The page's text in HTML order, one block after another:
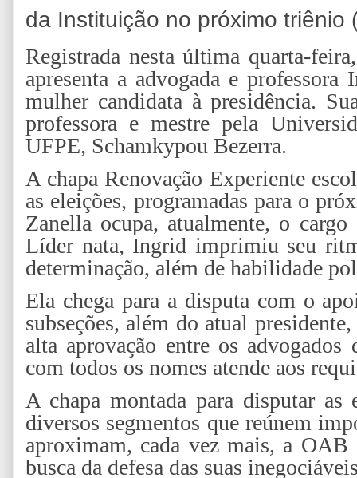
da Instituição no próximo triênio
Registrada nesta última quarta-
apresenta a advogada e
mulher candidata à presidência.
professora e mestre pela
UFPE, Schamkypou Bezerra.
A chapa Renovação Experiente
as eleições, programadas para o
Zanella ocupa, atualmente, o
Líder nata, Ingrid imprimiu seu
determinação, além de habilidade
Ela chega para a disputa com o
subseções, além do atual
alta aprovação entre os
com todos os nomes atende aos
A chapa montada para disputar as
diversos segmentos que reúnem
aproximam, cada vez mais, a OAB
busca da defesa das suas